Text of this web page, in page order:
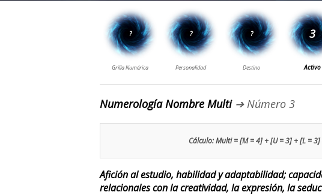
Numerología Nombre Multi➔ Número 3
Cálculo: Multi = [M = 4] + [U = 3] + [L =
Afición al estudio, habilidad y adaptabilidad;
relacionales con la creatividad, la expresión, la